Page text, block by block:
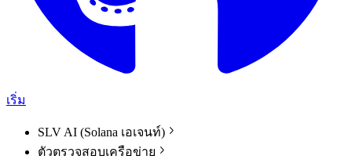
เริ่ม
SLV AI (Solana เอเจนท์)
ตัวตรวจสอบเครือข่าย